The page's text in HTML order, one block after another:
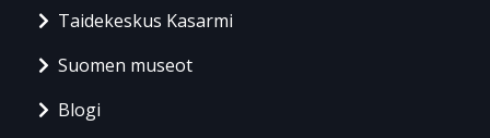
Taidekeskus Kasarmi
Suomen museot
Blogi